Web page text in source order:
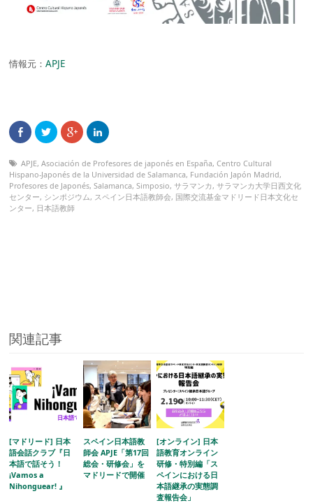
情報元：APJE
APJE,Asociación de Profesores de japonés en España,Centro Cultural
Hispano-Japonés de la Universidad de Salamanca, Fundación Japón Madrid,
Profesores de Japonés,Salamanca,Simposio, サラマンカ, サラマンカ大学日西文化
センター, シンポジウム, スペイン日本語教師会, 国際交流基金マドリード日本文化セ
ンター, 日本語教師
関連記事
[マドリード] 日本
語会話クラブ『日
本語で話そう！
¡Vamos a
Nihonguear! 』
スペイン日本語教
師会 APJE「第17回
総会・研修会」を
マドリードで開催
[オンライン] 日本
語教育オンライン
研修・特別編「ス
ペインにおける日
本語継承の実態調
査報告会」